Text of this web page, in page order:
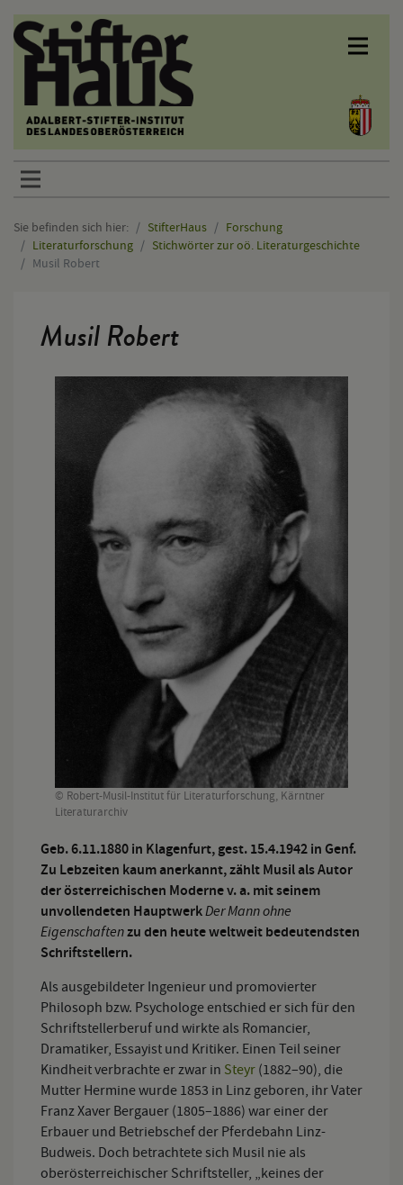
Sprunglinks
Sie befinden sich hier: StifterHaus
Forschung
Literaturforschung
Stichwörter zur oö. Literaturgeschichte
Musil Robert
Musil Robert
© Robert-Musil-Institut für Literaturforschung, Kärntner
Literaturarchiv
Geb. 6.11.1880 in Klagenfurt, gest. 15.4.1942 in Genf.
Zu Lebzeiten kaum anerkannt, zählt Musil als Autor
der österreichischen Moderne v. a. mit seinem
unvollendeten HauptwerkDer Mann ohne
Eigenschaftenzu den heute weltweit bedeutendsten
Schriftstellern.
Als ausgebildeter Ingenieur und promovierter
Philosoph bzw. Psychologe entschied er sich für den
Schriftstellerberuf und wirkte als Romancier,
Dramatiker, Essayist und Kritiker. Einen Teil seiner
Kindheit verbrachte er zwar in Steyr (1882–90), die
Mutter Hermine wurde 1853 in Linz geboren, ihr Vater
Franz Xaver Bergauer (1805–1886) war einer der
Erbauer und Betriebschef der Pferdebahn Linz-
Budweis. Doch betrachtete sich Musil nie als
oberösterreichischer Schriftsteller, „keines der